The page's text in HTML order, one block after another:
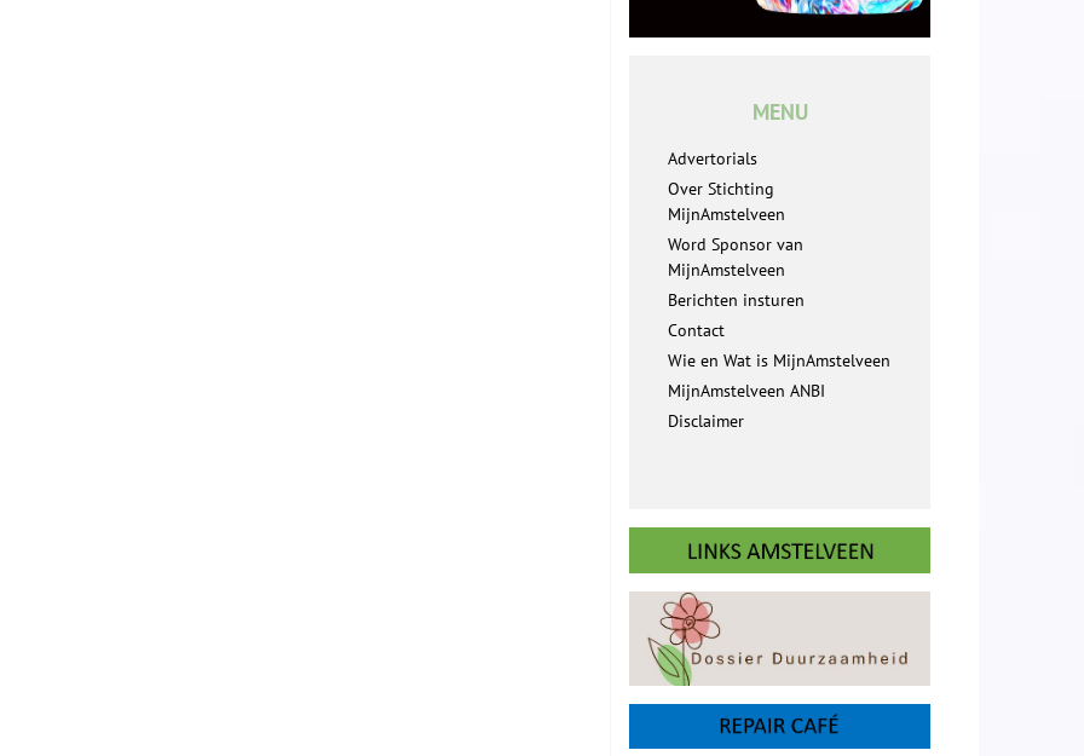
MENU
Advertorials
Over Stichting
MijnAmstelveen
Word Sponsor van
MijnAmstelveen
Berichten insturen
Contact
Wie en Wat is MijnAmstelveen
MijnAmstelveen ANBI
Disclaimer